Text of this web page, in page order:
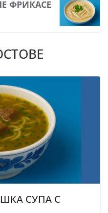
ФРИКАСЕ
СУПА С